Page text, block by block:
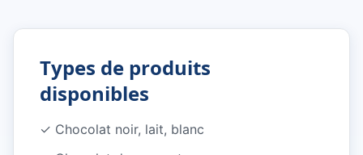
Types de produits
disponibles
✓ Chocolat noir, lait, blanc